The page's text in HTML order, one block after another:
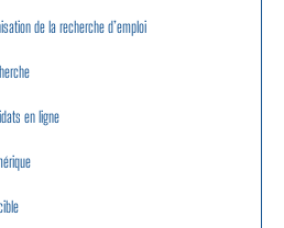
de la recherche d’emploi
en ligne